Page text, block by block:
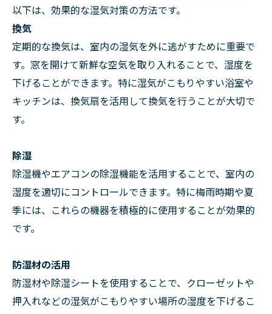
以下は、効果的な湿気対策の方法です。
換気
定期的な換気は、室内の湿気を外に逃がすために重要で
す。窓を開けて新鮮な空気を取り入れることで、湿度を
下げることができます。特に湿気がこもりやすい浴室や
キッチンは、換気扇を活用して換気を行うことが大切で
す。
除湿
除湿機やエアコンの除湿機能を活用することで、室内の
湿度を適切にコントロールできます。特に梅雨時期や夏
季には、これらの機器を積極的に使用することが効果的
です。
防湿材の活用
防湿材や除湿シートを使用することで、クローゼットや
押入れなどの湿気がこもりやすい場所の湿度を下げるこ